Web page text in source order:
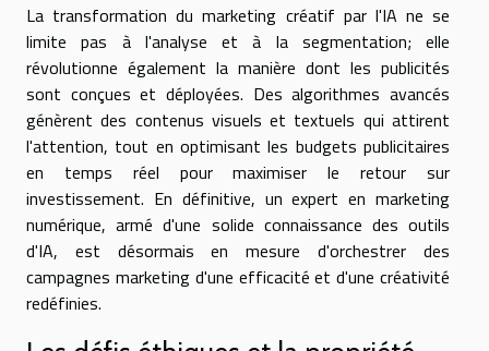
La transformation du marketing créatif par l'IA ne se
limite pas à l'analyse et à la segmentation; elle
révolutionne également la manière dont les publicités
sont conçues et déployées. Des algorithmes avancés
génèrent des contenus visuels et textuels qui attirent
l'attention, tout en optimisant les budgets publicitaires
en temps réel pour maximiser le retour sur
investissement. En définitive, un expert en marketing
numérique, armé d'une solide connaissance des outils
d'IA, est désormais en mesure d'orchestrer des
campagnes marketing d'une efficacité et d'une créativité
redéfinies.